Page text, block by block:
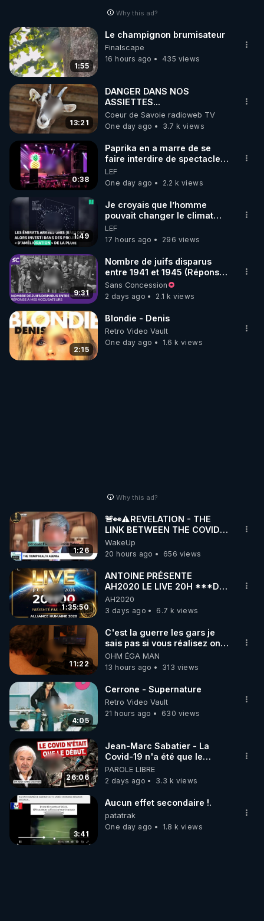
Why this ad?
1:55
Le champignon brumisateur
Finalscape
16 hours ago
435 views
13:21
DANGER DANS NOS
ASSIETTES...
Coeur de Savoie radioweb TV
One day ago
3.7 k views
0:38
Paprika en a marre de se
faire interdire de spectacle.
Elle décide donc de devenir
DJ !
LEF
One day ago
2.2 k views
1:49
Je croyais que l’homme
pouvait changer le climat
relevait du complotisme…
Faites tourner !
LEF
17 hours ago
296 views
9:31
Nombre de juifs disparus
entre 1941 et 1945 (Réponse
à mes accusateurs)
Sans Concession
2 days ago
2.1 k views
2:15
Blondie - Denis
Retro Video Vault
One day ago
1.6 k views
Why this ad?
1:26
🚨👀⚠️REVELATION - THE
LINK BETWEEN THE COVID
VACCINE AND CANCER -LIEN
VACCIN COVID ET CANCER
WakeUp
20 hours ago
656 views
1:35:50
ANTOINE PRÉSENTE
AH2020 LE LIVE 20H ***DU
06/08/2026***
AH2020
3 days ago
6.7 k views
11:22
C'est la guerre les gars je
sais pas si vous réalisez on y
est !!!
OHM ÉGA MAN
13 hours ago
313 views
4:05
Cerrone - Supernature
Retro Video Vault
21 hours ago
630 views
26:06
Jean-Marc Sabatier - La
Covid-19 n'a été que le
début - L'ARNm & l'ARNm-aa
jusqu où auront-t-il ?
PAROLE LIBRE
2 days ago
3.3 k views
3:41
Aucun effet secondaire !.
patatrak
One day ago
1.8 k views